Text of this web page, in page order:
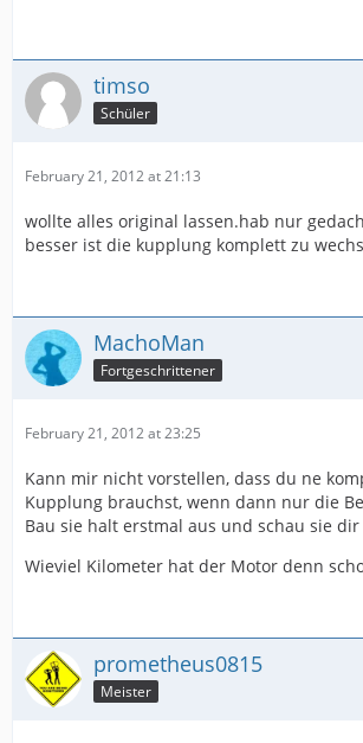
timso
Schüler
February 21, 2012 at 21:13
wollte alles original lassen.hab nur
besser ist die kupplung komplett zu
MachoMan
Fortgeschrittener
February 21, 2012 at 23:25
Kann mir nicht vorstellen, dass du ne
Kupplung brauchst, wenn dann nur die
Bau sie halt erstmal aus und schau sie dir
Wieviel Kilometer hat der Motor denn
prometheus0815
Meister